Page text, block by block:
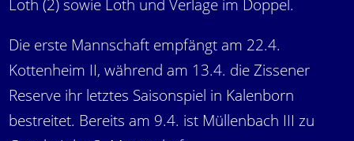
Loth (2) sowie Loth und Verlage im Doppel.
Die erste Mannschaft empfängt am 22.4.
Kottenheim II, während am 13.4. die Zissener
Reserve ihr letztes Saisonspiel in Kalenborn
bestreitet. Bereits am 9.4. ist Müllenbach III zu